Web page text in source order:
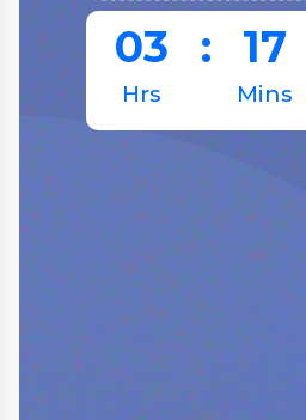
03
Hrs
: 17
Mins